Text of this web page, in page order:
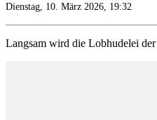
Dienstag, 10. März 2026, 19:32
Langsam wird die Lobhudelei